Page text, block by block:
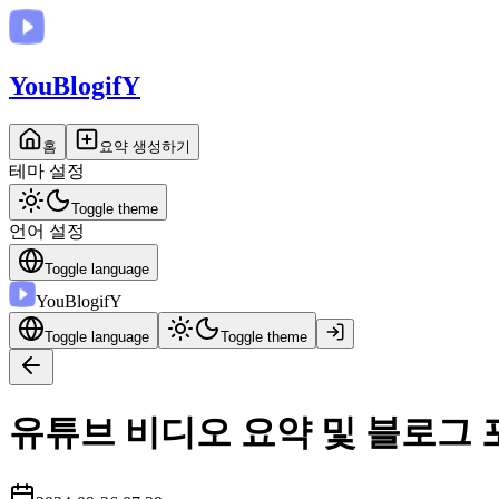
YouBlogifY
홈 요약 생성하기
테마 설정
Toggle theme
언어 설정
Toggle language
YouBlogifY
Toggle language Toggle theme
유튜브 비디오 요약 및 블로그